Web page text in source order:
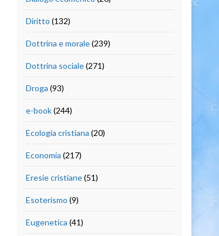
Diritto (132)
Dottrina e morale(239)
Dottrina sociale(271)
Droga (93)
e-book(244)
Ecologia cristiana (20)
Economia (217)
Eresie cristiane(51)
Esoterismo (9)
Eugenetica (41)